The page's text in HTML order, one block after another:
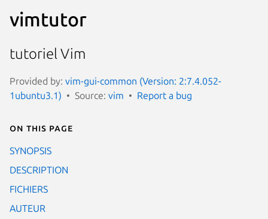
vimtutor
tutoriel Vim
Provided by: vim-gui-common (Version: 2:7.4.052-
1ubuntu3.1)
Source: vim Report a bug
On this page
SYNOPSIS
DESCRIPTION
FICHIERS
AUTEUR